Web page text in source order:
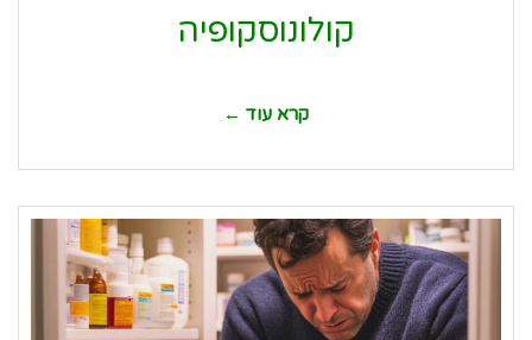
קולונוסקופיה
קרא עוד ←